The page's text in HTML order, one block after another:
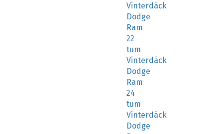
Vinterdäck
Dodge
Ram
22
tum
Vinterdäck
Dodge
Ram
24
tum
Vinterdäck
Dodge